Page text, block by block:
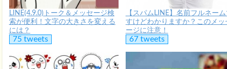
LINE(4.9.0)トーク＆メッセージ検
索が便利！文字の大きさを変える
には？
75 tweets
【スパムLINE】名前フルネー
すけどわかりますか？このメッ
ージに注意！
67 tweets